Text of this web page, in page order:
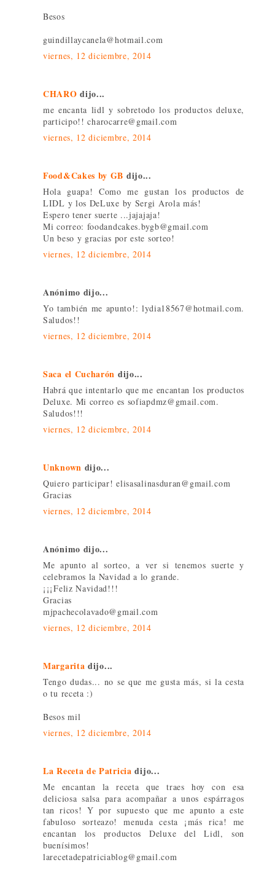
Besos
guindillaycanela@hotmail.com
viernes, 12 diciembre, 2014
CHARO dijo...
me encanta lidl y sobretodo los productos deluxe,
participo!! charocarre@gmail.com
viernes, 12 diciembre, 2014
Food&Cakes by GB dijo...
Hola guapa! Como me gustan los productos de
LIDL y los DeLuxe by Sergi Arola más!
Espero tener suerte ...jajajaja!
Mi correo: foodandcakes.bygb@gmail.com
Un beso y gracias por este sorteo!
viernes, 12 diciembre, 2014
Anónimo dijo...
Yo también me apunto!: lydia18567@hotmail.com.
Saludos!!
viernes, 12 diciembre, 2014
Saca el Cucharón dijo...
Habrá que intentarlo que me encantan los productos
Deluxe. Mi correo es sofiapdmz@gmail.com.
Saludos!!!
viernes, 12 diciembre, 2014
Unknown dijo...
Quiero participar! elisasalinasduran@gmail.com
Gracias
viernes, 12 diciembre, 2014
Anónimo dijo...
Me apunto al sorteo, a ver si tenemos suerte y
celebramos la Navidad a lo grande.
¡¡¡Feliz Navidad!!!
Gracias
mjpachecolavado@gmail.com
viernes, 12 diciembre, 2014
Margarita dijo...
Tengo dudas... no se que me gusta más, si la cesta
o tu receta :)
Besos mil
viernes, 12 diciembre, 2014
La Receta de Patricia dijo...
Me encantan la receta que traes hoy con esa
deliciosa salsa para acompañar a unos espárragos
tan ricos! Y por supuesto que me apunto a este
fabuloso sorteazo! menuda cesta ¡más rica! me
encantan los productos Deluxe del Lidl, son
buenísimos!
larecetadepatriciablog@gmail.com